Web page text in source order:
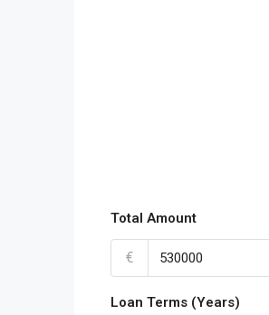
Total Amount
€
Loan Terms (Years)